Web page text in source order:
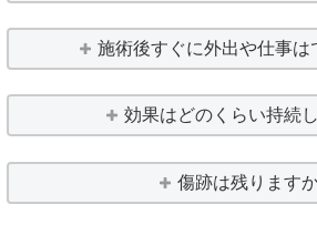
施術後すぐに外出や仕事は
効果はどのくらい持続
傷跡は残ります